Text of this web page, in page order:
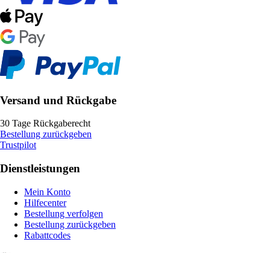
Versand und Rückgabe
30 Tage Rückgaberecht
Bestellung zurückgeben
Trustpilot
Dienstleistungen
Mein Konto
Hilfecenter
Bestellung verfolgen
Bestellung zurückgeben
Rabattcodes